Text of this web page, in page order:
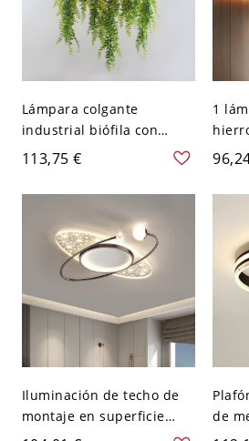
Lámpara colgante
industrial biófila con
plantas artificiales y
acabado negro mate -
Estilo 1 110 A 120 V
113,75 €
1
120
Iluminación de techo de
montaje en superficie
metálica dorada/negra
de